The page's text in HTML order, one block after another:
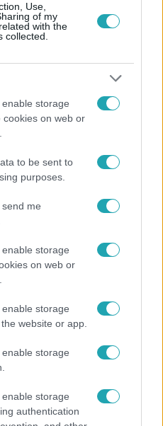
Use,
of my
with the
collected.
storage
cookies on web or
to be sent to
purposes.
me
storage
on web or
storage
website or app.
storage
storage
authentication
– megrázó
kislánya műtétjéről
renndőrök és
hagyott kutyát